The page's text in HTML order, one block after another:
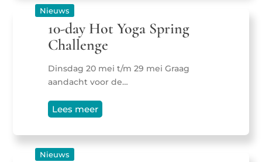
Nieuws
10-day Hot Yoga Spring
Challenge
Dinsdag 20 mei t/m 29 mei Graag
aandacht voor de…
Lees meer
Nieuws